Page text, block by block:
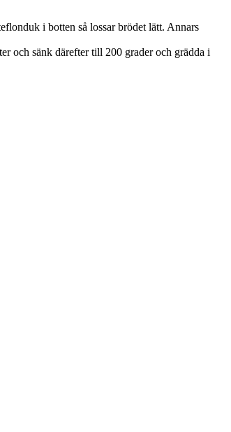
i botten så lossar brödet lätt. Annars
och sänk därefter till 200 grader och grädda i